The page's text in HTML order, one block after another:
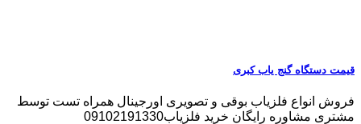
قیمت دستگاه گنج یاب کبری
فروش انواع فلزیاب بوقی و تصویری اورجینال همراه تست توسط
مشتری مشاوره رایگان خرید فلزیاب09102191330